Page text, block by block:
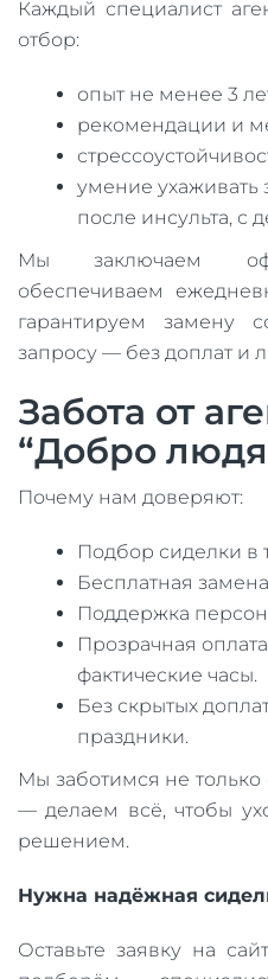
Каждый специалист
отбор:
опыт не менее 3
рекомендации и
умение
после инсульта, с
Мы заключаем
обеспечиваем
гарантируем замену
запросу — без доплат и
Забота от
“Добро
Почему нам доверяют:
Подбор сиделки в
Бесплатная
Поддержка
Прозрачная
фактические часы.
Без скрытых
праздники.
Мы заботимся не
— делаем всё, чтобы
решением.
Нужна надёжная
Оставьте заявку на